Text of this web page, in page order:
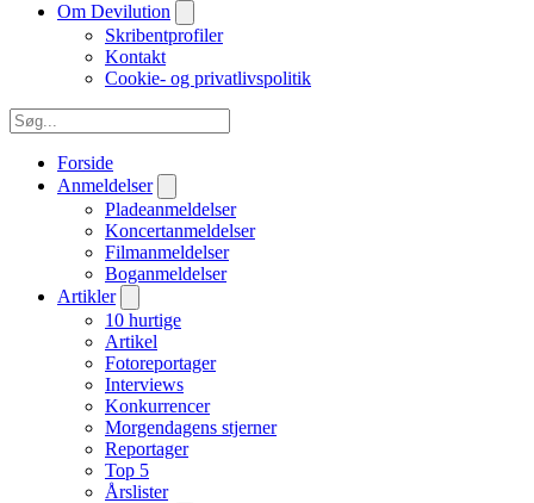
Om Devilution
Skribentprofiler
Kontakt
Cookie- og privatlivspolitik
Forside
Anmeldelser
Pladeanmeldelser
Koncertanmeldelser
Filmanmeldelser
Boganmeldelser
Artikler
10 hurtige
Artikel
Fotoreportager
Interviews
Konkurrencer
Morgendagens stjerner
Reportager
Top 5
Årslister